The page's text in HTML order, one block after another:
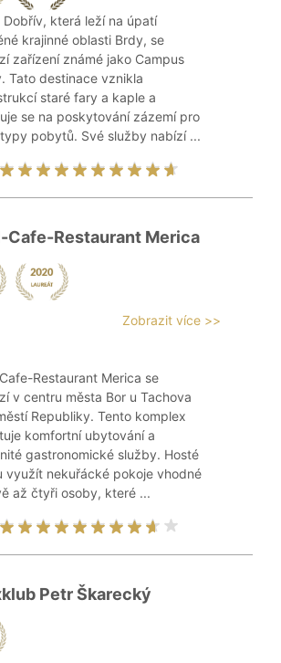
Dobřív, která leží na úpatí
krajinné oblasti Brdy, se
zařízení známé jako Campus
Tato destinace vznikla
staré fary a kaple a
se na poskytování zázemí pro
pobytů. Své služby nabízí ...
Cafe-Restaurant Merica
Zobrazit více >>
Restaurant Merica se
v centru města Bor u Tachova
Republiky. Tento komplex
komfortní ubytování a
gastronomické služby. Hosté
využít nekuřácké pokoje vhodné
až čtyři osoby, které ...
Petr Škarecký